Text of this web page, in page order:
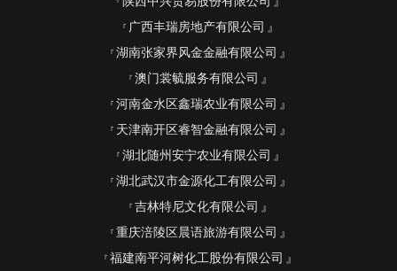
广西丰瑞房地产有限公司
湖南张家界风金金融有限公司
澳门裳毓服务有限公司
河南金水区鑫瑞农业有限公司
天津南开区睿智金融有限公司
湖北随州安宁农业有限公司
湖北武汉市金源化工有限公司
吉林特尼文化有限公司
重庆涪陵区晨语旅游有限公司
福建南平河树化工股份有限公司